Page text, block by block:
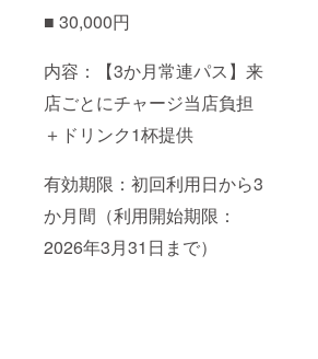
■ 30,000円
内容：【3か月常連パス】来
店ごとにチャージ当店負担
＋ドリンク1杯提供
有効期限：初回利用日から3
か月間（利用開始期限：
2026年3月31日まで）